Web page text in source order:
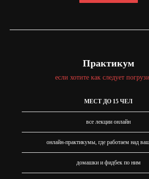
Практикум
если хотите как следует
МЕСТ ДО 15 ЧЕЛ
все лекции онлайн
онлайн-практикумы, где работаем над
домашки и фидбек по ним